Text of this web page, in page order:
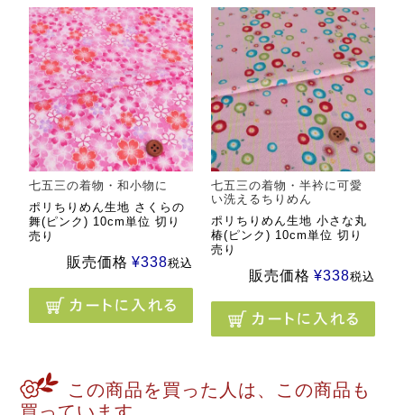
七五三の着物・和小物に
ポリちりめん生地 さくらの
舞(ピンク) 10cm単位 切り
売り
販売価格 ¥338税込
七五三の着物・半衿に可愛
い洗えるちりめん
ポリちりめん生地 小さな丸
椿(ピンク) 10cm単位 切り
売り
販売価格 ¥338税込
この商品を買った人は、この商品も